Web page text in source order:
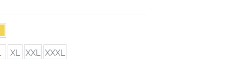
XL XXL XXXL